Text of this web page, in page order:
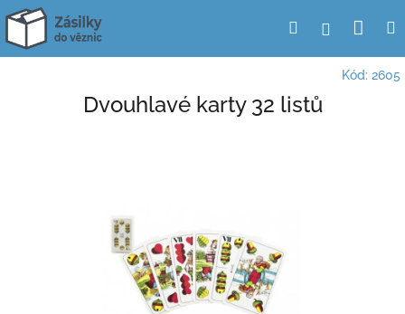
Přejít
obsah
HledatPřihlášení
Kód: 2605
Dvouhlavé karty 32 listů